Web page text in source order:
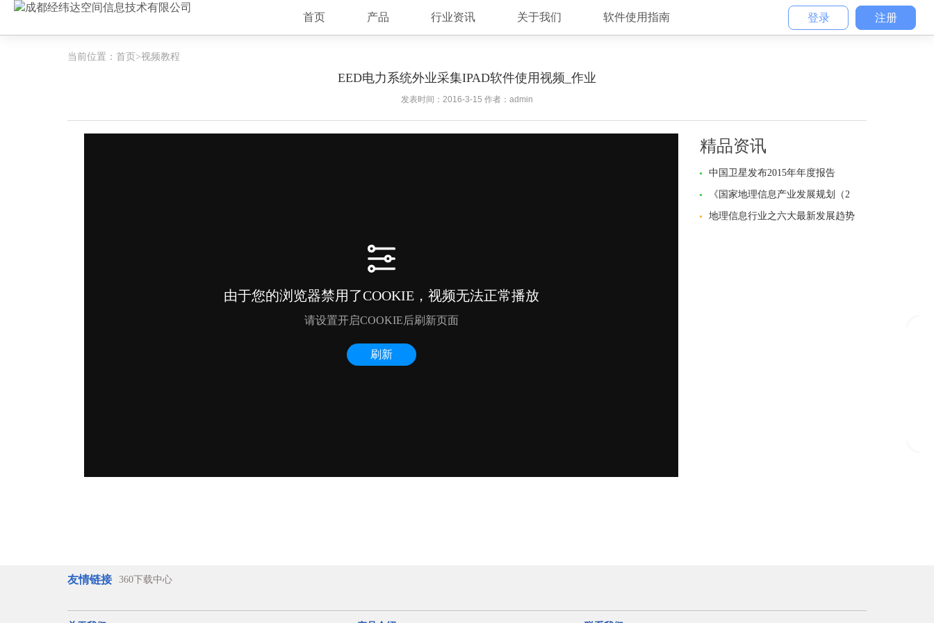
首页 产品 行业资讯 关于我们 软件使用指南 登录 注册
当前位置： 首页 >视频教程
EED电力系统外业采集IPAD软件使用视频_作业
发表时间： 2016-3-15 作者：admin
精品资讯
中国卫星发布2015年年度报告
《国家地理信息产业发展规划（2
地理信息行业之六大最新发展趋势
友情链接 360下载中心